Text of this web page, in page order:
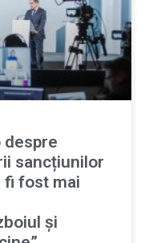
despre
sancțiunilor
fi fost mai
și